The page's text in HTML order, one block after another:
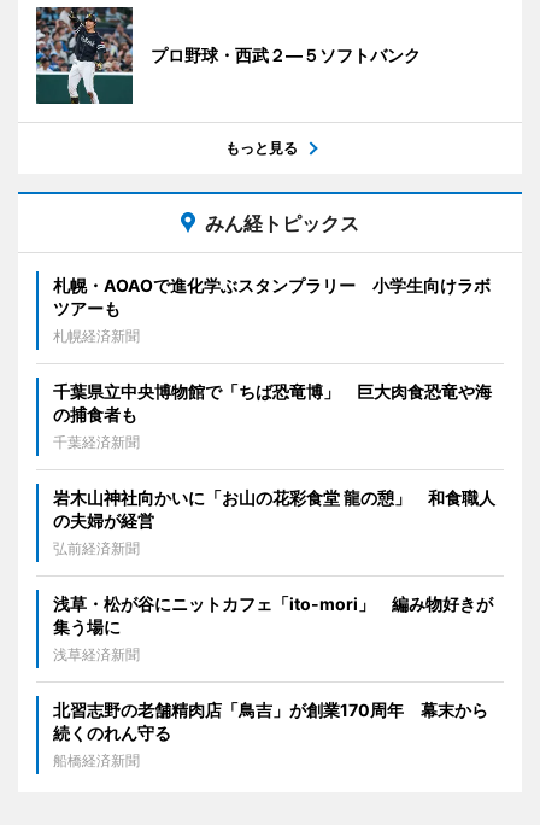
プロ野球・西武２―５ソフトバンク
もっと見る
みん経トピックス
札幌・AOAOで進化学ぶスタンプラリー 小学生向けラボ
ツアーも
札幌経済新聞
千葉県立中央博物館で「ちば恐竜博」 巨大肉食恐竜や海
の捕食者も
千葉経済新聞
岩木山神社向かいに「お山の花彩食堂 龍の憩」 和食職人
の夫婦が経営
弘前経済新聞
浅草・松が谷にニットカフェ「ito-mori」 編み物好きが
集う場に
浅草経済新聞
北習志野の老舗精肉店「鳥吉」が創業170周年 幕末から
続くのれん守る
船橋経済新聞